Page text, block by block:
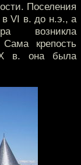
Поселения
в VI в. до н.э., а
возникла
крепость
в. она была